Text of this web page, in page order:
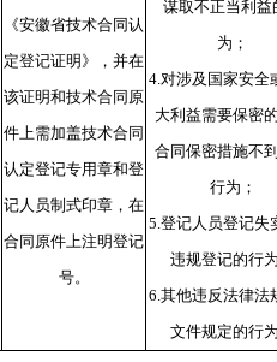
《安徽省技术合同认
定登记证明》，并在
该证明和技术合同原
件上需加盖技术合同
认定登记专用章和登
记人员制式印章，在
合同原件上注明登记
号。
谋取不正当利益
为；
4.对涉及国家安全
大利益需要保密
合同保密措施不
行为；
5.登记人员登记失
违规登记的行为
6.其他违反法律法
文件规定的行为